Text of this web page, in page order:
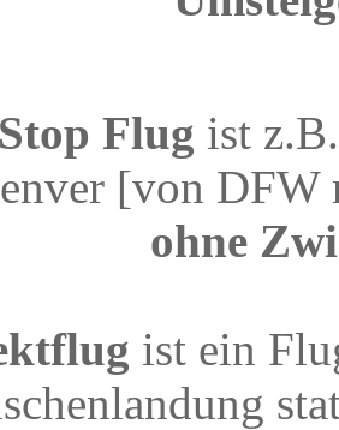
Flug ist
[von DFW
ohne
ist ein